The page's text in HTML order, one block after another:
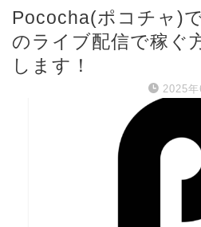
Pococha(ポコチャ)
のライブ配信で稼ぐ
します！
2025